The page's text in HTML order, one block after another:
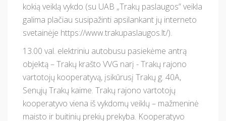
kokią veiklą vykdo (su UAB „Trakų paslaugos” veikla
galima plačiau susipažinti apsilankant jų interneto
svetainėje https://www.trakupaslaugos.lt/).
13.00 val. elektriniu autobusu pasiekėme antrą
objektą – Trakų krašto VVG narį - Trakų rajono
vartotojų kooperatyvą, įsikūrusį Trakų g. 40A,
Senųjų Trakų kaime. Trakų rajono vartotojų
kooperatyvo viena iš vykdomų veiklų – mažmeninė
maisto ir buitinių prekių prekyba. Kooperatyvo